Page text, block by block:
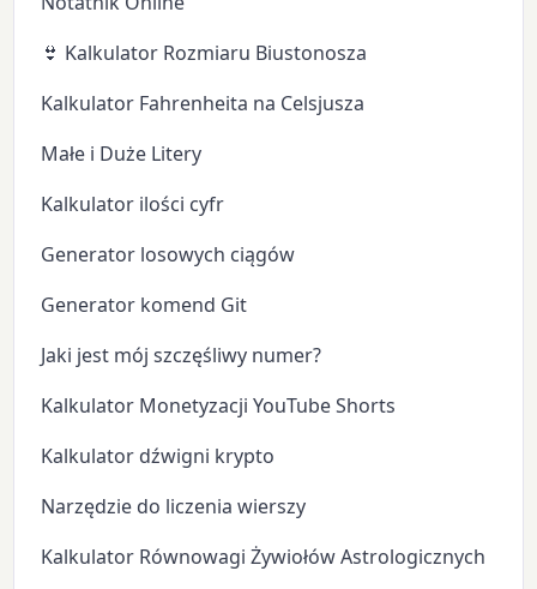
👙 Kalkulator Rozmiaru Biustonosza
Kalkulator Fahrenheita na Celsjusza
Małe i Duże Litery
Kalkulator ilości cyfr
Generator losowych ciągów
Generator komend Git
Jaki jest mój szczęśliwy numer?
Kalkulator Monetyzacji YouTube Shorts
Kalkulator dźwigni krypto
Narzędzie do liczenia wierszy
Kalkulator Równowagi Żywiołów Astrologicznych